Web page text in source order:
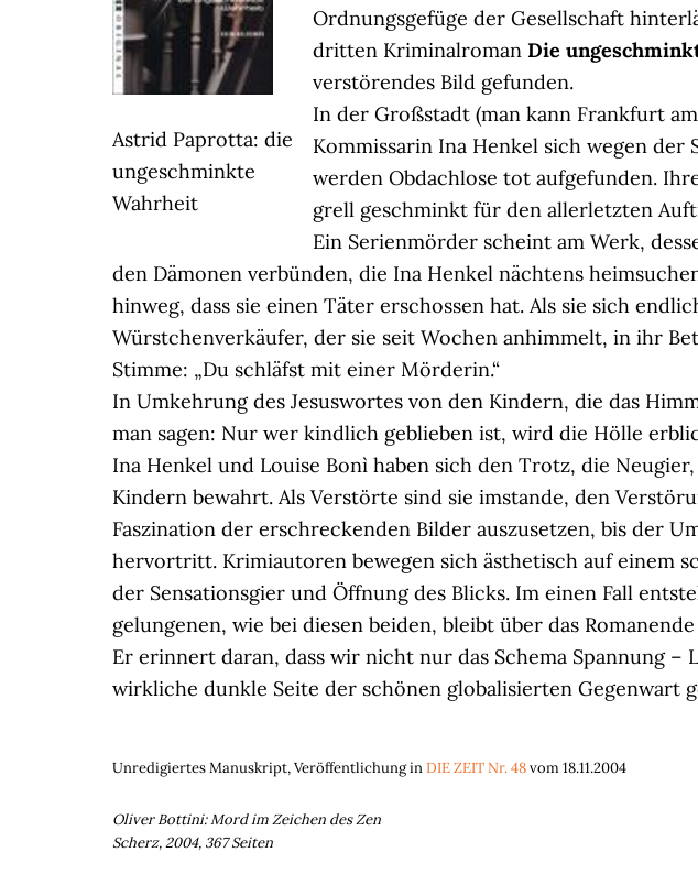
Astrid Paprotta: die
ungeschminkte
Wahrheit
Ordnungsgefüge der Gesellschaft
dritten Kriminalroman Die
verstörendes Bild gefunden.
In der Großstadt (man kann Frankfurt
Kommissarin Ina Henkel sich wegen der
werden Obdachlose tot aufgefunden.
grell geschminkt für den allerletzten
Ein Serienmörder scheint am Werk,
den Dämonen verbünden, die Ina Henkel nächtens
hinweg, dass sie einen Täter erschossen hat. Als sie sich
Würstchenverkäufer, der sie seit Wochen anhimmelt, in ihr
Stimme: „Du schläfst mit einer Mörderin.“
In Umkehrung des Jesuswortes von den Kindern, die das
man sagen: Nur wer kindlich geblieben ist, wird die Hölle
Ina Henkel und Louise Bonì haben sich den Trotz, die
Kindern bewahrt. Als Verstörte sind sie imstande, den
Faszination der erschreckenden Bilder auszusetzen, bis der
hervortritt. Krimiautoren bewegen sich ästhetisch auf einem
der Sensationsgier und Öffnung des Blicks. Im einen Fall
gelungenen, wie bei diesen beiden, bleibt über das
Er erinnert daran, dass wir nicht nur das Schema Spannung –
wirkliche dunkle Seite der schönen globalisierten Gegenwart
Unredigiertes Manuskript, Veröffentlichung inDIE ZEIT Nr. 48vom 18.11.2004
Oliver Bottini: Mord im Zeichen des Zen
Scherz, 2004, 367 Seiten